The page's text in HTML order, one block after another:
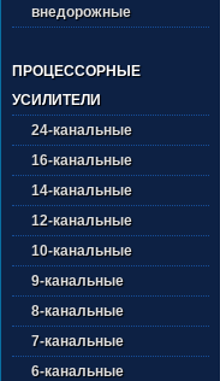
внедорожные
ПРОЦЕССОРНЫЕ
УСИЛИТЕЛИ
24-канальные
16-канальные
14-канальные
12-канальные
10-канальные
9-канальные
8-канальные
7-канальные
6-канальные